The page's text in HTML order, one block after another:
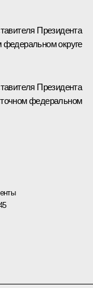
Президента
округе
Президента
федеральном